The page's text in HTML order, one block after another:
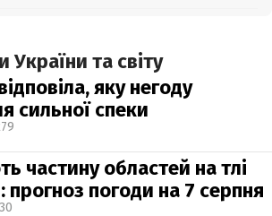
та світу
яку негоду
сильної спеки
частину областей на тлі
прогноз погоди на 7 серпня